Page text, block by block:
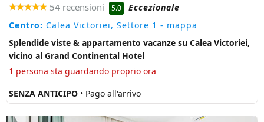
54 recensioni 5.0
Eccezionale
Centro: Calea Victoriei, Settore 1 - mappa
Splendide viste & appartamento vacanze su Calea Victoriei,
vicino al Grand Continental Hotel
1 persona sta guardando proprio ora
SENZA ANTICIPO • Pago all'arrivo